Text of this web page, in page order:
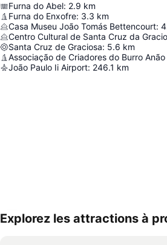
Furna do Abel: 2.9 km
Furna do Enxofre: 3.3 km
Casa Museu João Tomás Bettencourt:
Centro Cultural de Santa Cruz da
Santa Cruz de Graciosa: 5.6 km
João Paulo Ii Airport: 246.1 km
Explorez les attractions à